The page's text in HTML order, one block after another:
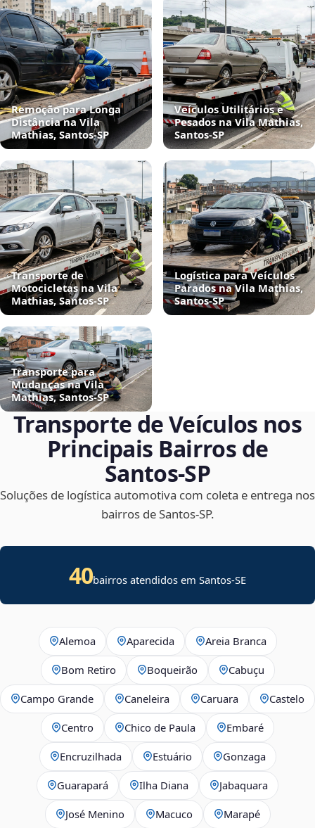
Remoção para Longa
Distância na Vila
Mathias, Santos‑SP
Veículos Utilitários e
Pesados na Vila Mathias,
Santos‑SP
Transporte de
Motocicletas na Vila
Mathias, Santos‑SP
Logística para Veículos
Parados na Vila Mathias,
Santos‑SP
Transporte para
Mudanças na Vila
Mathias, Santos‑SP
Transporte de Veículos nos
Principais Bairros de
Santos‑SP
Soluções de logística automotiva com coleta e entrega nos
bairros de Santos‑SP.
40bairros atendidos emSantos-SE
Alemoa Aparecida Areia Branca
Bom Retiro Boqueirão Cabuçu
Campo Grande Caneleira Caruara Castelo
Centro Chico de Paula Embaré
Encruzilhada Estuário Gonzaga
Guarapará Ilha Diana Jabaquara
José Menino Macuco Marapé